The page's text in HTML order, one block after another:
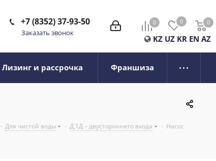
0 0 0
0
KZ UZ KR EN AZ
+7 (8352) 37-93-50
Заказать звонок
Лизинг и рассрочка Франшиза
- Для чистой воды - Д,1Д – двустороннего входа - Насос